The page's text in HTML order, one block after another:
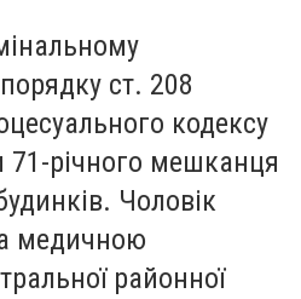
ст. 208
кодексу
71-річного мешканця
Чоловік
медичною
районної